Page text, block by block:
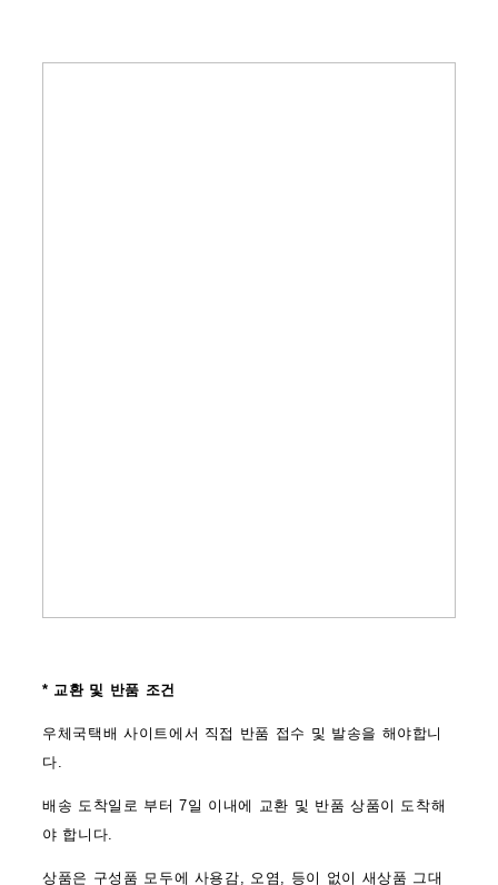
* 교환 및 반품 조건
우체국택배 사이트에서 직접 반품 접수 및 발송을 해야합니
다.
배송 도착일로 부터 7일 이내에 교환 및 반품 상품이 도착해
야 합니다.
상품은 구성품 모두에 사용감, 오염, 등이 없이 새상품 그대